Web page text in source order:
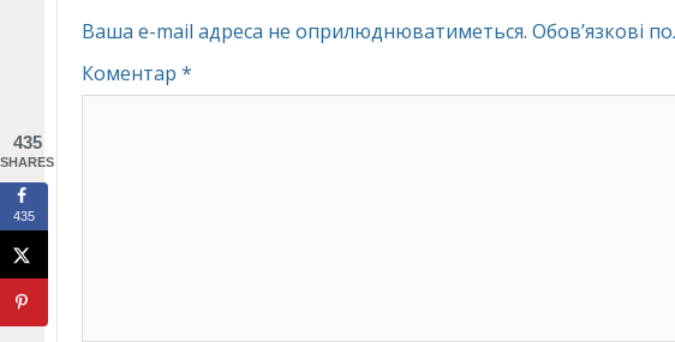
Ваша e-mail адреса не оприлюднюватиметься. Обов’язкові
Коментар *
435
SHARES
435